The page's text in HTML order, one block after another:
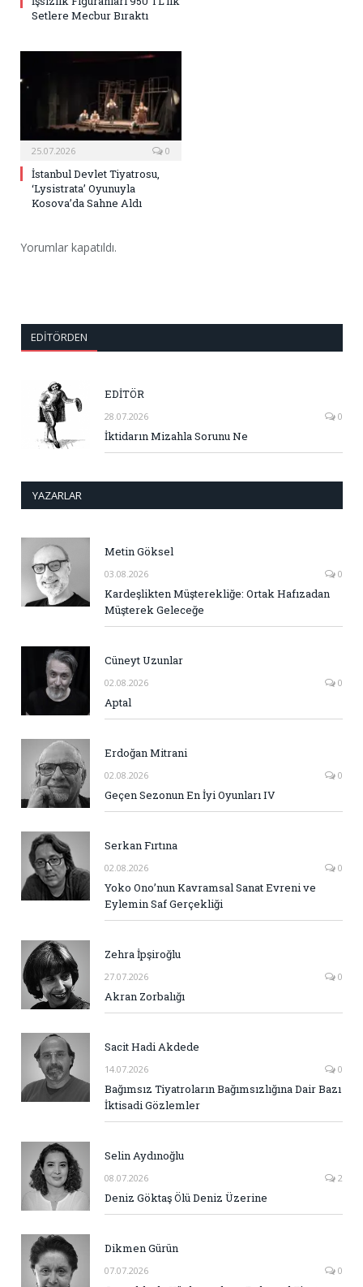
Setlere Mecbur Bıraktı
25.07.2026 0
İstanbul Devlet Tiyatrosu,
‘Lysistrata’ Oyunuyla
Kosova’da Sahne Aldı
Yorumlar kapatıldı.
EDITÖRDEN
EDİTÖR
28.07.2026 0
İktidarın Mizahla Sorunu Ne
YAZARLAR
Metin Göksel
03.08.2026 0
Kardeşlikten Müşterekliğe: Ortak Hafızadan
Müşterek Geleceğe
Cüneyt Uzunlar
02.08.2026 0
Aptal
Erdoğan Mitrani
02.08.2026 0
Geçen Sezonun En İyi Oyunları IV
Serkan Fırtına
02.08.2026 0
Yoko Ono’nun Kavramsal Sanat Evreni ve
Eylemin Saf Gerçekliği
Zehra İpşiroğlu
27.07.2026 0
Akran Zorbalığı
Sacit Hadi Akdede
14.07.2026 0
Bağımsız Tiyatroların Bağımsızlığına Dair Bazı
İktisadi Gözlemler
Selin Aydınoğlu
08.07.2026 2
Deniz Göktaş Ölü Deniz Üzerine
Dikmen Gürün
07.07.2026 0